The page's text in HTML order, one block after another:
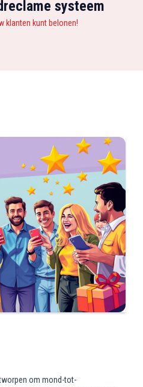
systeem
klanten kunt belonen!
om mond-tot-